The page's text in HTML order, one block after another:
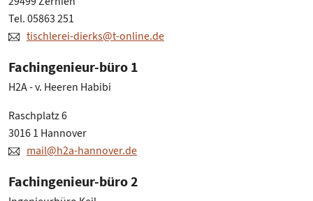
Tel. 05863 251
tischlerei-dierks@t-online.de
Fachingenieur-büro 1
H2A - v. Heeren Habibi
Raschplatz 6
3016 1 Hannover
mail@h2a-hannover.de
Fachingenieur-büro 2